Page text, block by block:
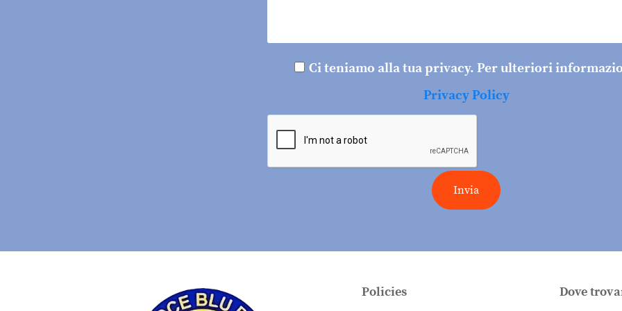
Ci teniamo alla tua privacy. Per ulteriori
Privacy Policy
Invia
Policies Dove